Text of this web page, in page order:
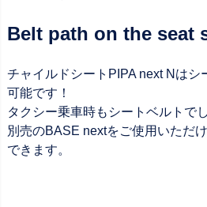
Belt path on the seat
チャイルドシートPIPA next Nはシ
可能です！
タクシー乗車時もシートベルトで
別売のBASE nextをご使用いただ
できます。